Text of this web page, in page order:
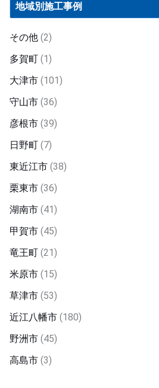
地域別施工事例
その他(2)
多賀町(1)
大津市(101)
守山市(36)
彦根市(39)
日野町(7)
東近江市(38)
栗東市(36)
湖南市(41)
甲賀市(45)
竜王町(21)
米原市(15)
草津市(53)
近江八幡市(180)
野洲市(45)
高島市(3)